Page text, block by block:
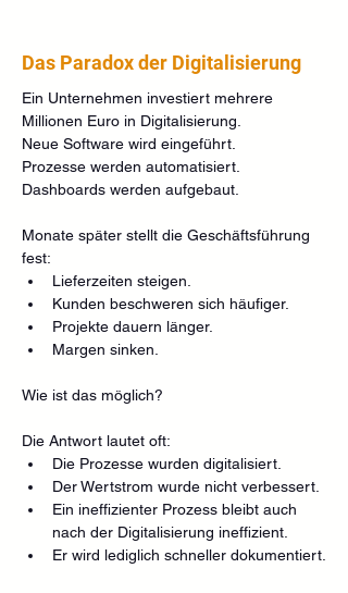
Das Paradox der Digitalisierung
Ein Unternehmen investiert mehrere
Millionen Euro in Digitalisierung.
Neue Software wird eingeführt.
Prozesse werden automatisiert.
Dashboards werden aufgebaut.
Monate später stellt die Geschäftsführung
fest:
Lieferzeiten steigen.
Kunden beschweren sich häufiger.
Projekte dauern länger.
Margen sinken.
Wie ist das möglich?
Die Antwort lautet oft:
Die Prozesse wurden digitalisiert.
Der Wertstrom wurde nicht verbessert.
Ein ineffizienter Prozess bleibt auch
nach der Digitalisierung ineffizient.
Er wird lediglich schneller dokumentiert.